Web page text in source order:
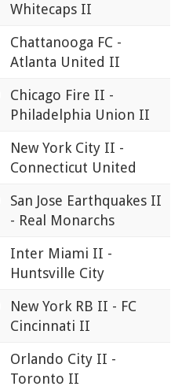
Whitecaps II
Chattanooga FC -
Atlanta United II
Chicago Fire II -
Philadelphia Union II
New York City II -
Connecticut United
San Jose Earthquakes II
- Real Monarchs
Inter Miami II -
Huntsville City
New York RB II - FC
Cincinnati II
Orlando City II -
Toronto II